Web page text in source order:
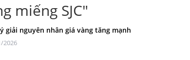
miếng SJC"
giải nguyên nhân giá vàng tăng mạnh
2026